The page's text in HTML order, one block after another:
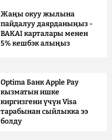
Жаңы окуу жылына
пайдалуу даярданыңыз -
BAKAI карталары менен
5% кешбэк алыңыз
Optima Банк Apple Pay
кызматын ишке
киргизгени үчүн Visa
тарабынан сыйлыкка ээ
болду